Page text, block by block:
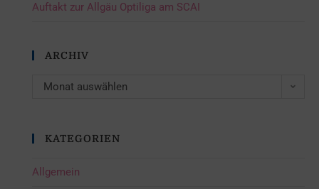
Auftakt zur Allgäu Optiliga am SCAI
ARCHIV
Monat auswählen
KATEGORIEN
Allgemein